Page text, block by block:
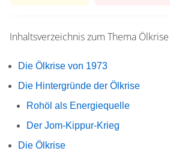
Inhaltsverzeichnis zum Thema
Die Ölkrise von 1973
Die Hintergründe der Ölkrise
Rohöl als Energiequelle
Der Jom-Kippur-Krieg
Die Ölkrise